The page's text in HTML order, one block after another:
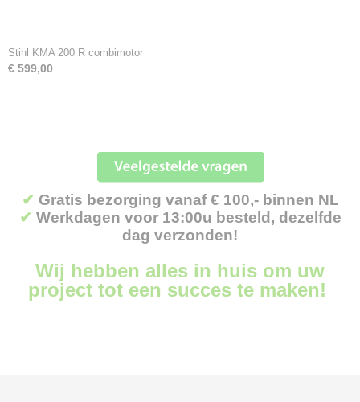
Stihl KMA 200 R combimotor
€ 599,00
✔ Gratis bezorging vanaf € 100,- binnen NL
✔ Werkdagen voor 13:00u besteld, dezelfde
dag verzonden!
Wij hebben alles in huis om uw
project tot een succes te maken!